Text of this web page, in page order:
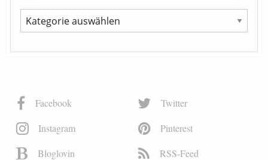
Facebook
Twitter
Instagram
Pinterest
Bloglovin
RSS-Feed